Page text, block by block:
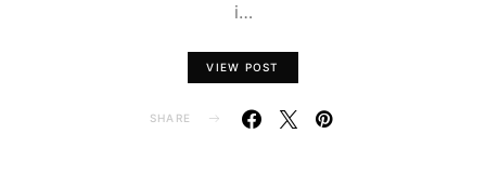
i…
VIEW POST
SHARE